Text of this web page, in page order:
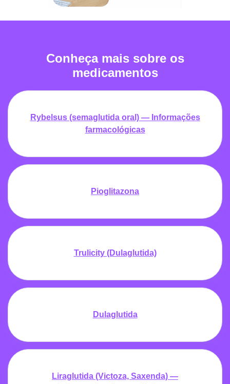
Conheça mais sobre os
medicamentos
Rybelsus (semaglutida oral) — Informações
farmacológicas
Pioglitazona
Trulicity (Dulaglutida)
Dulaglutida
Liraglutida (Victoza, Saxenda) —